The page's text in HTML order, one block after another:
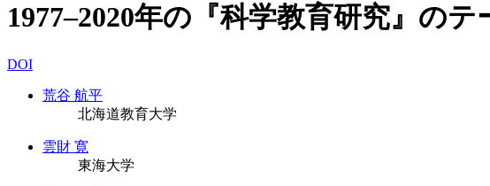
1977–2020年の『科学教育研究』の
DOI
荒谷 航平
北海道教育大学
雲財 寛
東海大学